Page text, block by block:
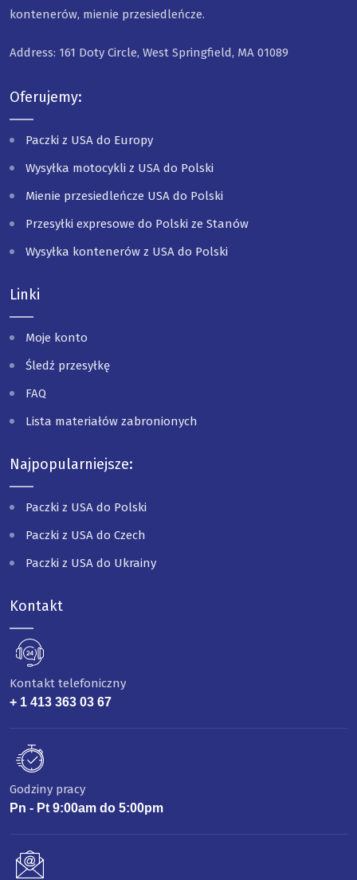
kontenerów, mienie przesiedleńcze.
Address: 161 Doty Circle, West Springfield, MA 01089
Oferujemy:
Paczki z USA do Europy
Wysyłka motocykli z USA do Polski
Mienie przesiedleńcze USA do Polski
Przesyłki expresowe do Polski ze Stanów
Wysyłka kontenerów z USA do Polski
Linki
Moje konto
Śledź przesyłkę
FAQ
Lista materiałów zabronionych
Najpopularniejsze:
Paczki z USA do Polski
Paczki z USA do Czech
Paczki z USA do Ukrainy
Kontakt
Kontakt telefoniczny
+ 1 413 363 03 67
Godziny pracy
Pn - Pt 9:00am do 5:00pm